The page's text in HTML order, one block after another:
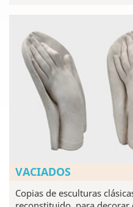
VACIADOS
Copias de esculturas